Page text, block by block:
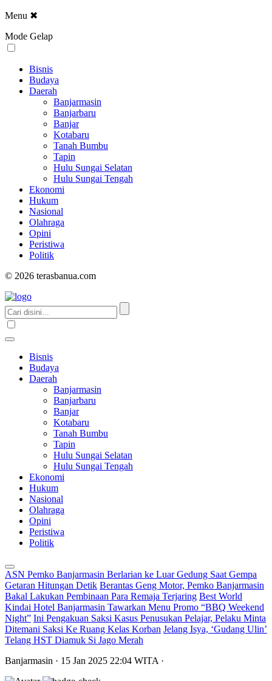
Menu ✖
Mode Gelap
Bisnis
Budaya
Daerah
Banjarmasin
Banjarbaru
Banjar
Kotabaru
Tanah Bumbu
Tapin
Hulu Sungai Selatan
Hulu Sungai Tengah
Ekonomi
Hukum
Nasional
Olahraga
Opini
Peristiwa
Politik
© 2026 terasbanua.com
Bisnis
Budaya
Daerah
Banjarmasin
Banjarbaru
Banjar
Kotabaru
Tanah Bumbu
Tapin
Hulu Sungai Selatan
Hulu Sungai Tengah
Ekonomi
Hukum
Nasional
Olahraga
Opini
Peristiwa
Politik
ASN Pemko Banjarmasin Berlarian ke Luar Gedung Saat Gempa
Getaran Hitungan Detik Berantas Geng Motor, Pemko Banjarmasin
Bakal Lakukan Pembinaan Para Remaja Terjaring Best World
Kindai Hotel Banjarmasin Tawarkan Menu Promo “BBQ Weekend
Night” Ini Pengakuan Saksi Kasus Penusukan Pelajar, Pelaku Minta
Ditemani Saksi Ke Ruang Kelas Korban Jelang Isya, ‘Gudang Ulin’
Telang HST Diamuk Si Jago Merah
Banjarmasin · 15 Jan 2025 22:04 WITA ·